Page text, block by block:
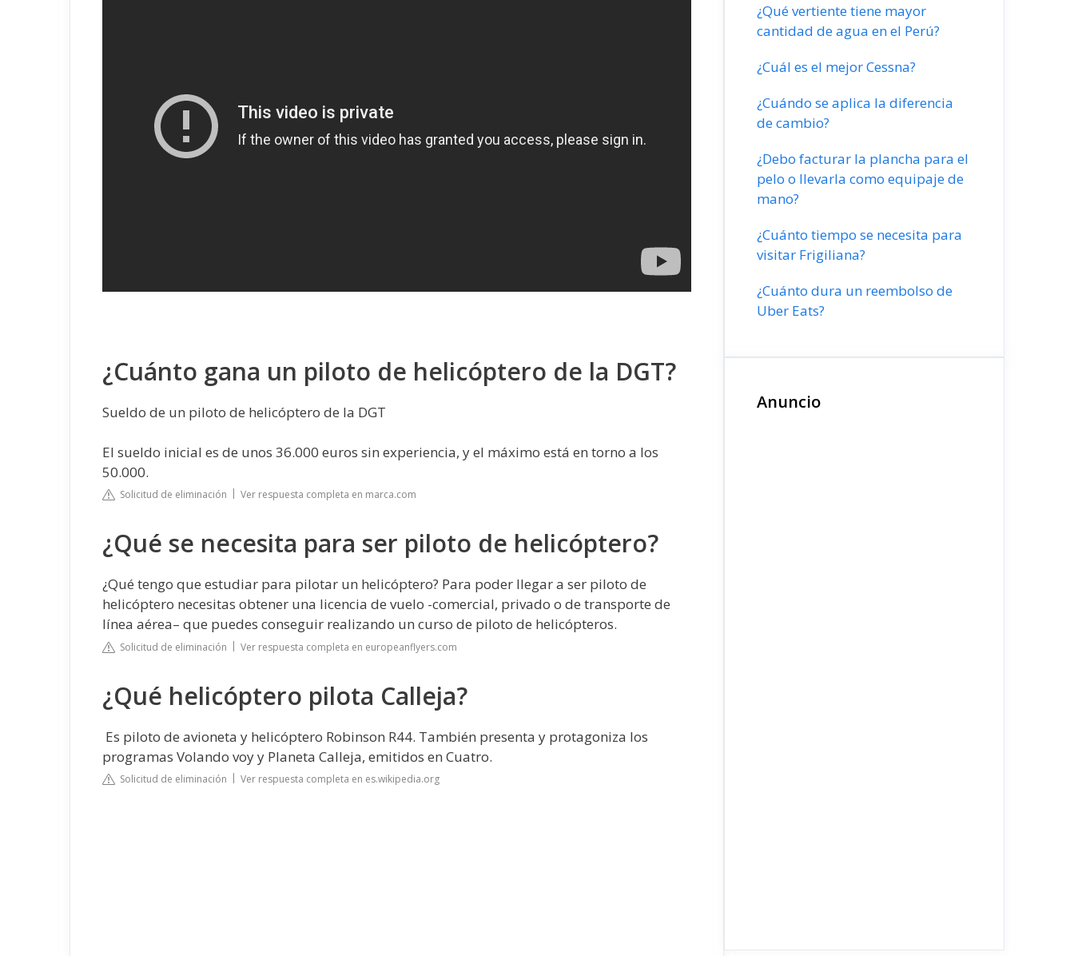
¿Cuánto gana un piloto de helicóptero de la DGT?
Sueldo de un piloto de helicóptero de la DGT
El sueldo inicial es de unos 36.000 euros sin experiencia, y el máximo está en torno a los
50.000.
Solicitud de eliminación Ver respuesta completa en marca.com
¿Qué se necesita para ser piloto de helicóptero?
¿Qué tengo que estudiar para pilotar un helicóptero? Para poder llegar a ser piloto de
helicóptero necesitas obtener una licencia de vuelo -comercial, privado o de transporte de
línea aérea– que puedes conseguir realizando un curso de piloto de helicópteros.
Solicitud de eliminación Ver respuesta completa en europeanflyers.com
¿Qué helicóptero pilota Calleja?
​ Es piloto de avioneta y helicóptero Robinson R44​. También presenta y protagoniza los
programas Volando voy y Planeta Calleja, emitidos en Cuatro.
Solicitud de eliminación Ver respuesta completa en es.wikipedia.org
¿Qué vertiente tiene mayor
cantidad de agua en el Perú?
¿Cuál es el mejor Cessna?
¿Cuándo se aplica la diferencia
de cambio?
¿Debo facturar la plancha para el
pelo o llevarla como equipaje de
mano?
¿Cuánto tiempo se necesita para
visitar Frigiliana?
¿Cuánto dura un reembolso de
Uber Eats?
Anuncio